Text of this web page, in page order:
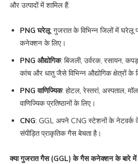
और उत्पादों में शामिल हैं:
PNG घरेलू: गुजरात के विभिन्न जिलों में घरेलू
कनेक्शन के लिए।
PNG औद्योगिक: बिजली, उर्वरक, रसायन,
कांच और धातु जैसे विभिन्न औद्योगिक क्षेत्रों के
PNG वाणिज्यिक: होटल, रेस्तरां, अस्पताल,
वाणिज्यिक प्रतिष्ठानों के लिए।
CNG: GGL अपने CNG स्टेशनों के नेटवर्क के
संपीड़ित प्राकृतिक गैस बेचता है।
क्या गुजरात गैस (GGL) के गैस कनेक्शन के बारे में